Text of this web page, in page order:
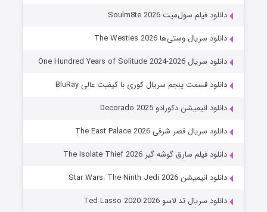
خاندان اژدها فصل ۳
قسمت۶ (زیرنویس) منتشر شد
دانلود فیلم سول‌میت Soulm8te 2026
دانلود سریال وستی‌ها The Westies 2026
دانلود سریال One Hundred Years of Solitude 2024-2026
دانلود قسمت پنجم سریال کوری با کیفیت عالی BluRay
دانلود انیمیشن دکورادو Decorado 2025
دانلود سریال قصر شرقی The East Palace 2026
دانلود فیلم سارق گوشه گیر The Isolate Thief 2026
دانلود انیمیشن Star Wars: The Ninth Jedi 2026
دانلود سریال تد لاسو Ted Lasso 2020-2026